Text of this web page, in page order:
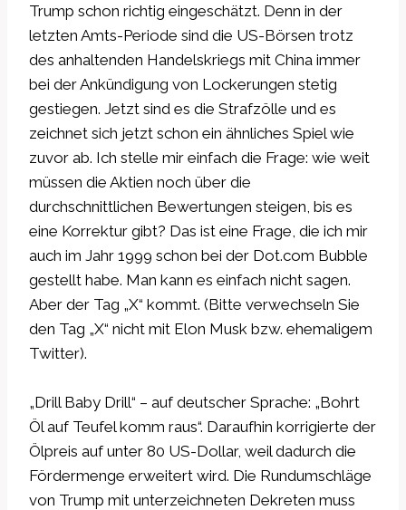
Trump schon richtig eingeschätzt. Denn in der
letzten Amts-Periode sind die US-Börsen trotz
des anhaltenden Handelskriegs mit China immer
bei der Ankündigung von Lockerungen stetig
gestiegen. Jetzt sind es die Strafzölle und es
zeichnet sich jetzt schon ein ähnliches Spiel wie
zuvor ab. Ich stelle mir einfach die Frage: wie weit
müssen die Aktien noch über die
durchschnittlichen Bewertungen steigen, bis es
eine Korrektur gibt? Das ist eine Frage, die ich mir
auch im Jahr 1999 schon bei der Dot.com Bubble
gestellt habe. Man kann es einfach nicht sagen.
Aber der Tag „X“ kommt. (Bitte verwechseln Sie
den Tag „X“ nicht mit Elon Musk bzw. ehemaligem
Twitter).
„Drill Baby Drill“ – auf deutscher Sprache: „Bohrt
Öl auf Teufel komm raus“. Daraufhin korrigierte der
Ölpreis auf unter 80 US-Dollar, weil dadurch die
Fördermenge erweitert wird. Die Rundumschläge
von Trump mit unterzeichneten Dekreten muss